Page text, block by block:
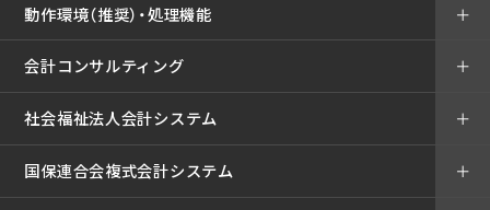
動作環境（推奨）・処理機能 ＋
会計コンサルティング ＋
社会福祉法人会計システム ＋
国保連合会複式会計システム ＋